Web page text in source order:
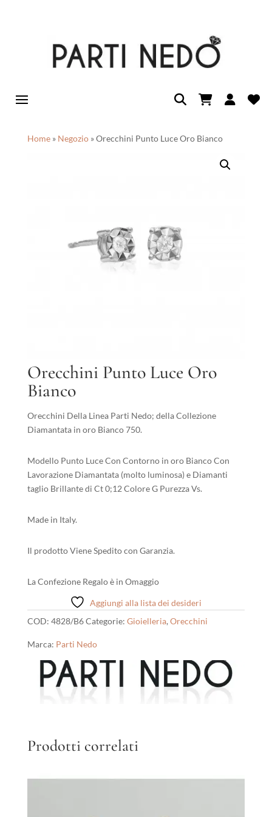
Home» Negozio»Orecchini Punto Luce Oro Bianco
Orecchini Punto Luce Oro
Bianco
Orecchini Della Linea Parti Nedo; della Collezione
Diamantata in oro Bianco 750.
Modello Punto Luce Con Contorno in oro Bianco Con
Lavorazione Diamantata (molto luminosa) e Diamanti
taglio Brillante di Ct 0;12 Colore G Purezza Vs.
Made in Italy.
Il prodotto Viene Spedito con Garanzia.
La Confezione Regalo è in Omaggio
Aggiungi alla lista dei desideri
COD: 4828/B6Categorie: Gioielleria, Orecchini
Marca: Parti Nedo
Prodotti correlati